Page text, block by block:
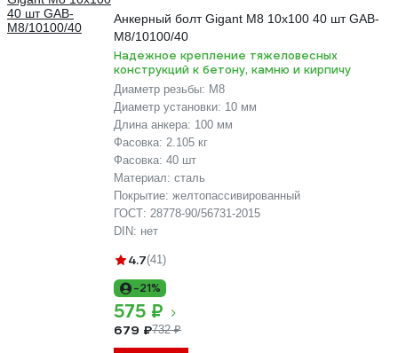
Анкерный болт Gigant М8 10x100 40 шт GAB-
M8/10100/40
Надежное крепление тяжеловесных
конструкций к бетону, камню и кирпичу
Диаметр резьбы: М8
Диаметр установки: 10 мм
Длина анкера: 100 мм
Фасовка: 2.105 кг
Фасовка: 40 шт
Материал: сталь
Покрытие: желтопассивированный
ГОСТ: 28778-90/56731-2015
DIN: нет
4.7(41)
-21%
575 ₽
679 ₽732 ₽